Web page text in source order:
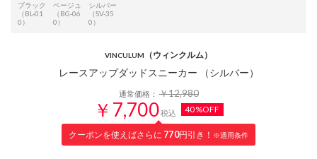
ブラック
（BL-01
0）
ベージュ
（BG-06
0）
シルバー
（SV-35
0）
VINCULUM （ウィンクルム）
レースアップダッドスニーカー （シルバー）
通常価格：￥12,980
￥7,700税込 40%OFF
クーポンを使えばさらに 770円引き！ ※適用条件